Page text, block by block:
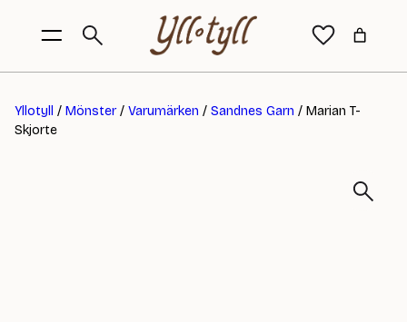
Yllotyll / Mönster/ Varumärken / Sandnes Garn / Marian T-
Skjorte